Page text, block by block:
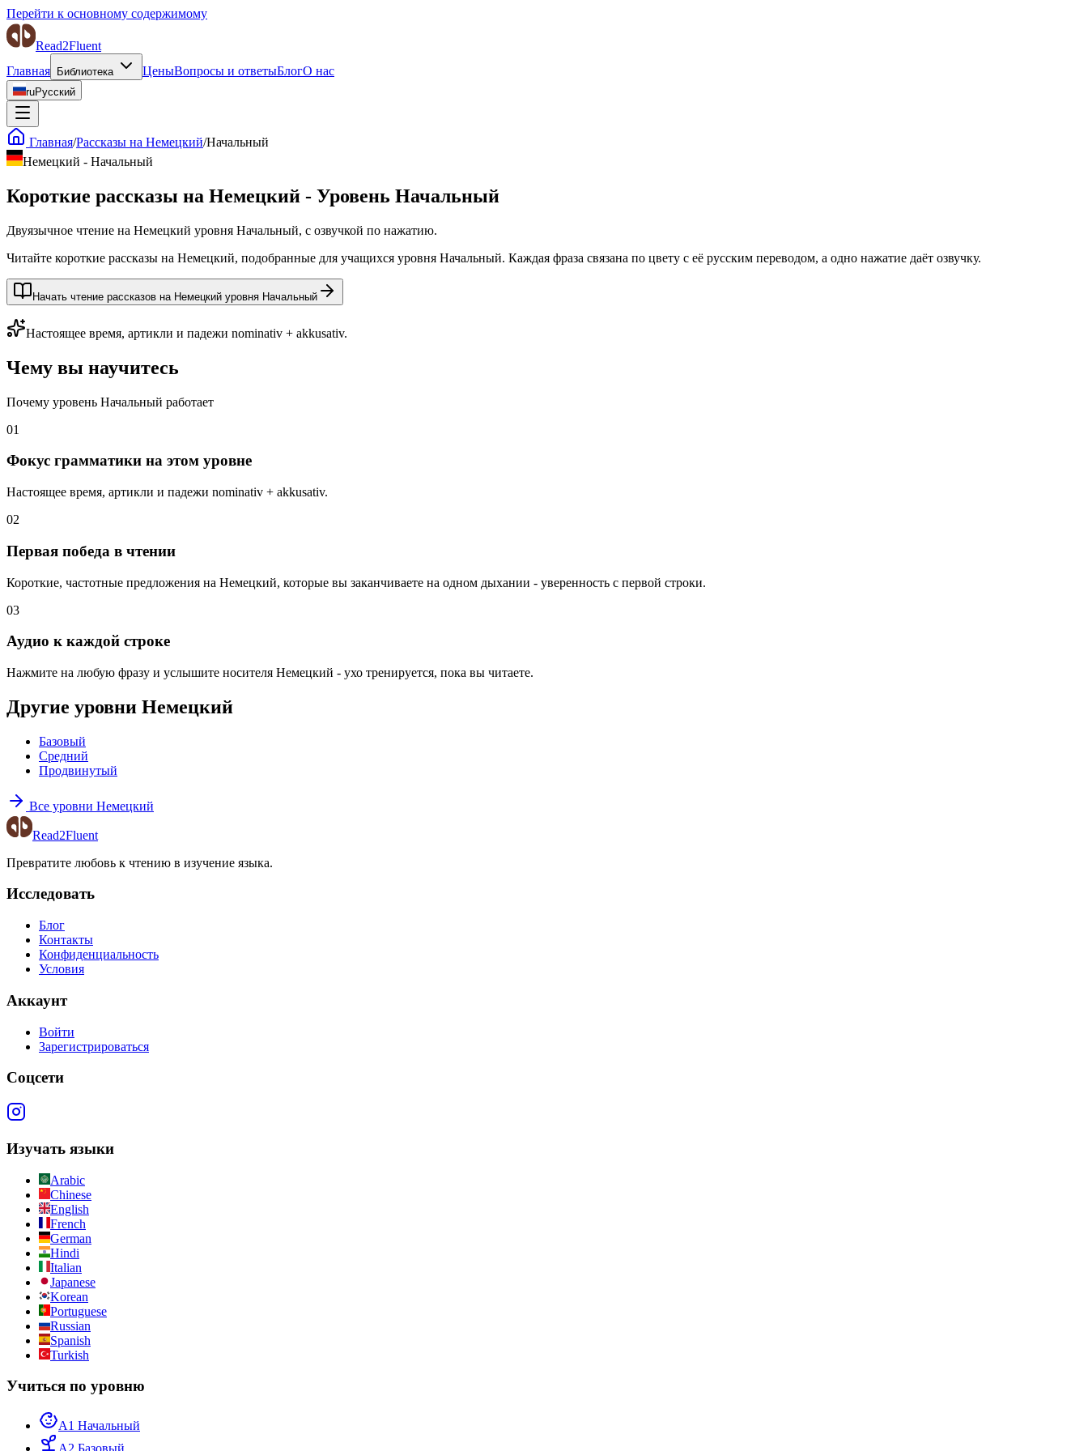
Перейти к основному содержимому
Read2Fluent
Главная
Библиотека ЦеныВопросы и ответыБлогО нас
ruРусский
Главная/Рассказы на Немецкий/Начальный
Немецкий - Начальный
Короткие рассказы на Немецкий - Уровень Начальный
Двуязычное чтение на Немецкий уровня Начальный, с озвучкой по нажатию.
Читайте короткие рассказы на Немецкий, подобранные для учащихся уровня Начальный. Каждая фраза связана по цвету с её русским переводом, а одно нажатие даёт озвучку.
Начать чтение рассказов на Немецкий уровня Начальный
Настоящее время, артикли и падежи nominativ + akkusativ.
Чему вы научитесь
Почему уровень Начальный работает
01
Фокус грамматики на этом уровне
Настоящее время, артикли и падежи nominativ + akkusativ.
02
Первая победа в чтении
Короткие, частотные предложения на Немецкий, которые вы заканчиваете на одном дыхании - уверенность с первой строки.
03
Аудио к каждой строке
Нажмите на любую фразу и услышите носителя Немецкий - ухо тренируется, пока вы читаете.
Другие уровни Немецкий
Базовый
Средний
Продвинутый
Все уровни Немецкий
Read2Fluent
Превратите любовь к чтению в изучение языка.
Исследовать
Блог
Контакты
Конфиденциальность
Условия
Аккаунт
Войти
Зарегистрироваться
Соцсети
Изучать языки
Arabic
Chinese
English
French
German
Hindi
Italian
Japanese
Korean
Portuguese
Russian
Spanish
Turkish
Учиться по уровню
A1 Начальный
A2 Базовый